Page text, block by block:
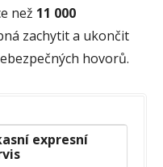
než 11 000
zachytit a ukončit
hovorů.
expresní